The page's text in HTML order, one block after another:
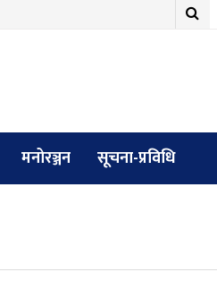
मनोरञ्जन सूचना-प्रविधि